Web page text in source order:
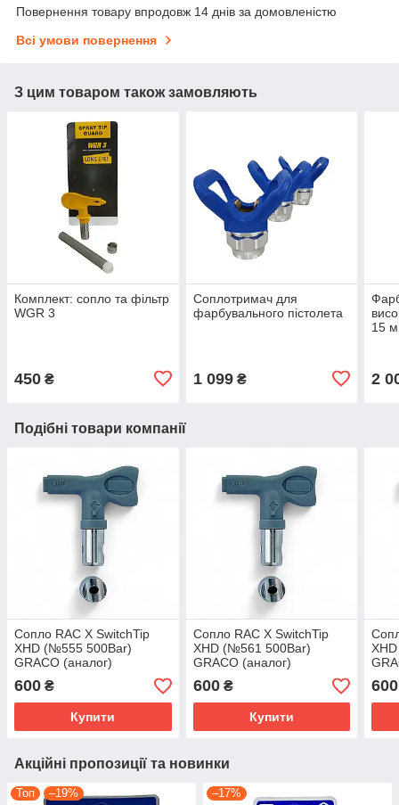
Повернення товару впродовж 14 днів за домовленістю
Всі умови повернення
З цим товаром також замовляють
Комплект: сопло та фільтр
WGR 3
450 ₴
Соплотримач для
фарбувального пістолета
1 099₴
15
2
Подібні товари компанії
Сопло RAC X SwitchTip
XHD (№555 500Bar)
GRACO (аналог)
600 ₴
Купити
Сопло RAC X SwitchTip
XHD (№561 500Bar)
GRACO (аналог)
600₴
Купити
600
Акційні пропозиції та новинки
Топ –19% –17%